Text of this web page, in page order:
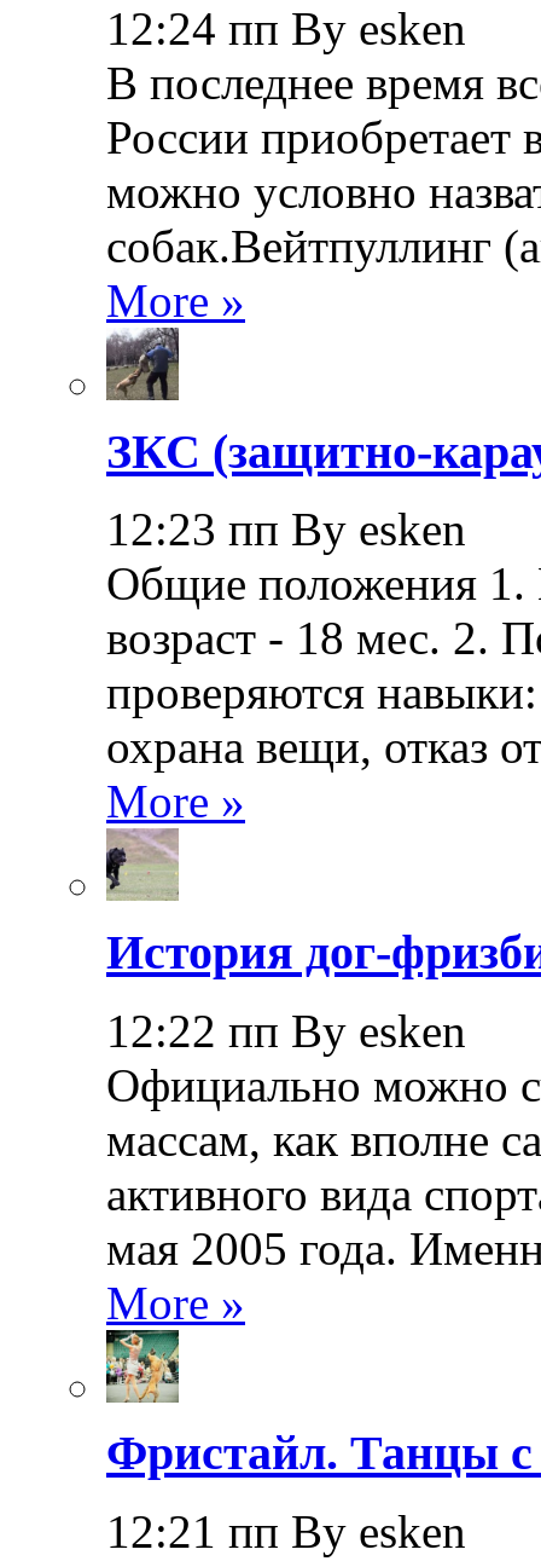
12:24 пп By esken
В последнее время
России приобретает
можно условно
собак.Вейтпуллинг
More »
ЗКС (защитно-
12:23 пп By esken
Общие положения
возраст - 18 мес. 2.
проверяются
охрана вещи, отказ
More »
История дог-
12:22 пп By esken
Официально можно
массам, как вполне
активного вида
мая 2005 года.
More »
Фристайл. Танцы с
12:21 пп By esken